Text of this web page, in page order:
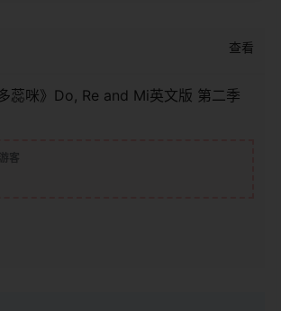
查看
蕊咪》Do, Re and Mi英文版 第二季
游客